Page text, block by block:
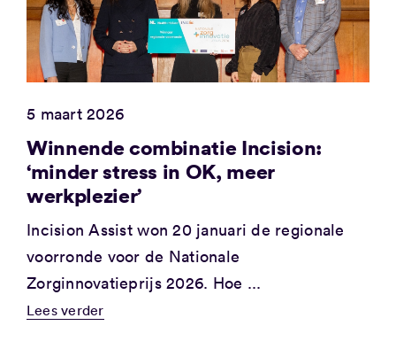
5 maart 2026
Winnende combinatie Incision:
‘minder stress in OK, meer
werkplezier’
Incision Assist won 20 januari de regionale
voorronde voor de Nationale
Zorginnovatieprijs 2026. Hoe ...
Lees verder